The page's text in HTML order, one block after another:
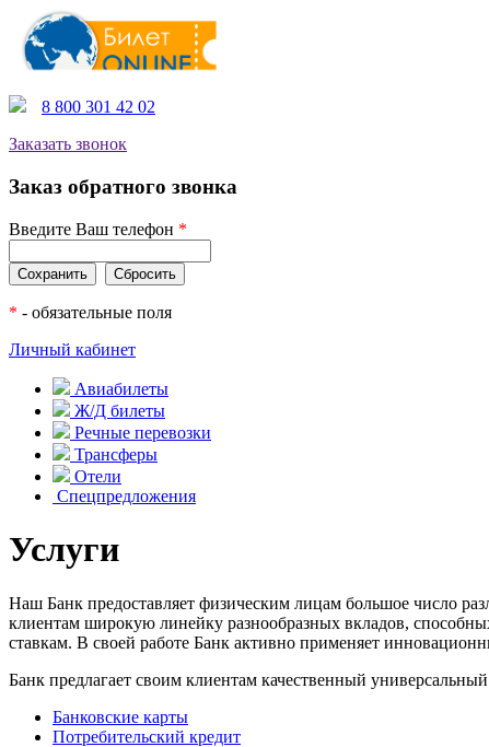
8 800 301 42 02
Заказать звонок
Заказ обратного звонка
Введите Ваш телефон *
* - обязательные поля
Личный кабинет
Авиабилеты
Ж/Д билеты
Речные перевозки
Трансферы
Отели
Спецпредложения
Услуги
Наш Банк предоставляет физическим лицам большое число
клиентам широкую линейку разнообразных вкладов,
ставкам. В своей работе Банк активно применяет
Банк предлагает своим клиентам качественный
Банковские карты
Потребительский кредит